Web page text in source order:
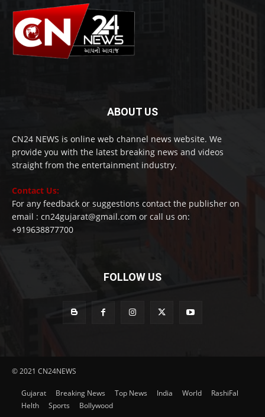
ABOUT US
CN24 NEWS is online web channel news website. We
provide you with the latest breaking news and videos
straight from the entertainment industry.
Contact Us:
For any feedback or suggestions contact the publisher on
email : cn24gujarat@gmail.com or call us on:
+919638877700
FOLLOW US
© 2021 CN24NEWS
Gujarat Breaking News Top News India World
RashiFal
Helth
Sports Bollywood